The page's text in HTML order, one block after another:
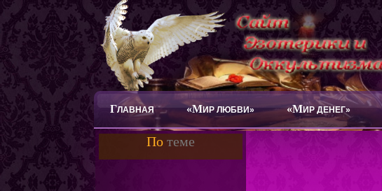
ГЛАВНАЯ «МИР ЛЮБВИ» «МИР ДЕНЕГ»
По теме